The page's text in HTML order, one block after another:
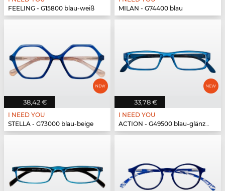
FEELING - G15800 blau-weiß
MILAN - G74400 blau
38,42 €
I NEED YOU
STELLA - G73000 blau-beige
33,78 €
I NEED YOU
ACTION - G49500 blau-glänzend